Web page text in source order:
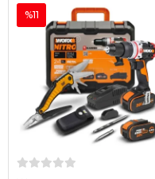
%11